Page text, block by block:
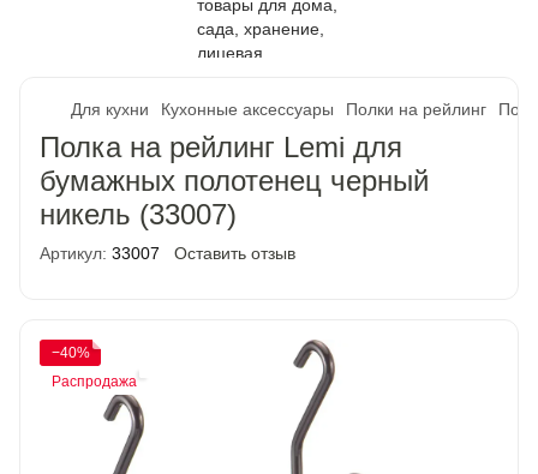
Для кухни Кухонные аксессуары Полки на рейлинг
Полка на рейлинг Lemi для
бумажных полотенец черный
никель (33007)
Артикул: 33007 Оставить отзыв
−40%
Распродажа